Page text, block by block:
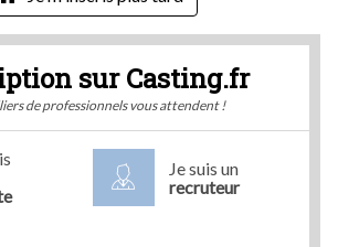
sur Casting.fr
de professionnels vous attendent !
Je suis un
recruteur